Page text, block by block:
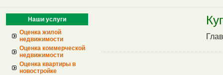
Наши услуги
Оценка жилой
недвижимости
Оценка коммерческой
недвижимости
Оценка квартиры в
новостройке